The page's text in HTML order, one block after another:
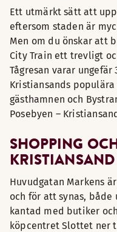
Ett utmärkt sätt att
eftersom staden är
Men om du önskar att
City Train ett trevligt
Tågresan varar
Kristiansands
gästhamnen och
Posebyen –
SHOPPING
KRISTIANSAND
Huvudgatan Markens
och för att synas, både
kantad med butiker
köpcentret Slottet ner